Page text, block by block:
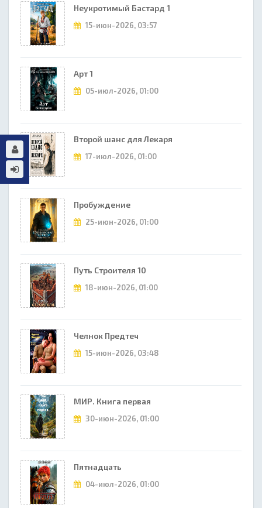
Неукротимый Бастард 1
15-июн-2026, 03:57
Арт 1
05-июл-2026, 01:00
Второй шанс для Лекаря
17-июл-2026, 01:00
Пробуждение
25-июн-2026, 01:00
Путь Строителя 10
18-июн-2026, 01:00
Челнок Предтеч
15-июн-2026, 03:48
МИР. Книга первая
30-июн-2026, 01:00
Пятнадцать
04-июл-2026, 01:00